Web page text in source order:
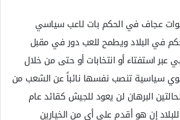
عجاف في الحكم بات لاعب سياسي
في البلاد ويطمح للعب دور في مقبل
عبر استفتاء أو انتخابات أو حتى من خلال
سياسية تنصب نفسها نائباً عن الشعب من
البرهان لن يعود للجيش كقائد عام
إن هو أقدم على أي من الخيارين